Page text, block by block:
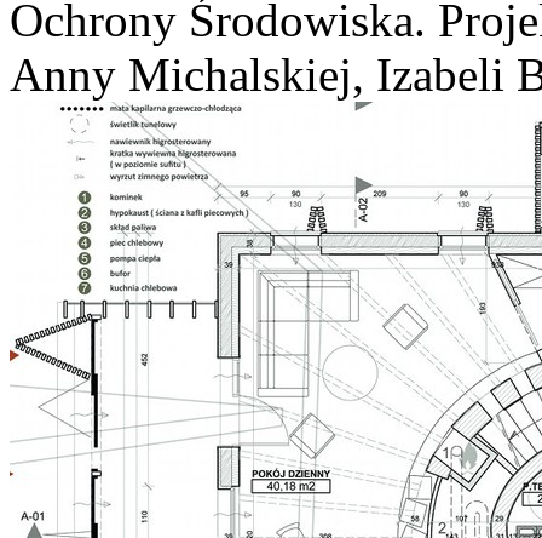
Ochrony Środowiska.
Anny Michalskiej, Izabeli